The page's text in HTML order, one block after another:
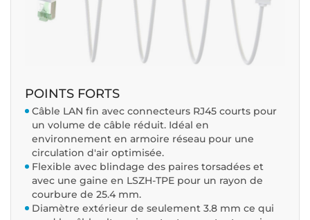
POINTS FORTS
Câble LAN fin avec connecteurs RJ45 courts pour
un volume de câble réduit. Idéal en
environnement en armoire réseau pour une
circulation d'air optimisée.
Flexible avec blindage des paires torsadées et
avec une gaine en LSZH-TPE pour un rayon de
courbure de 25.4 mm.
Diamètre extérieur de seulement 3.8 mm ce qui